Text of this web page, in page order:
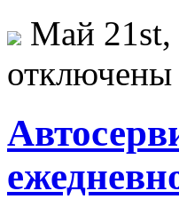
Май 21st,
отключены